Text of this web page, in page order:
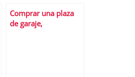
Comprar una plaza
de garaje,